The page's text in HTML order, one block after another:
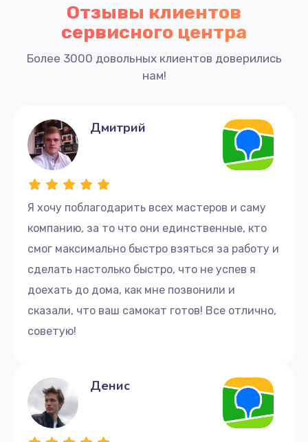
Отзывы клиентов
сервисного центра
Более 3000 довольных клиентов доверились
нам!
Я хочу поблагодарить всех мастеров и саму
компанию, за то что они единственные, кто
смог максимально быстро взяться за работу и
сделать настолько быстро, что не успев я
доехать до дома, как мне позвонили и
сказали, что ваш самокат готов! Все отлично,
советую!
Дмитрий
Денис